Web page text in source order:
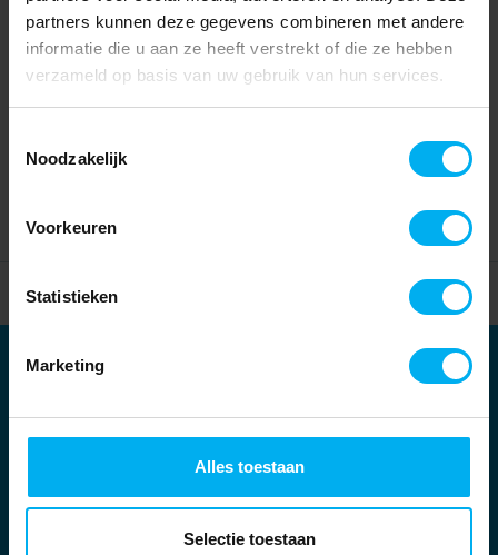
partners kunnen deze gegevens combineren met andere
informatie die u aan ze heeft verstrekt of die ze hebben
verzameld op basis van uw gebruik van hun services.
Noodzakelijk
Voorkeuren
Statistieken
Marketing
Alles toestaan
Selectie toestaan
Home Partners
Partners
Kernpartners: